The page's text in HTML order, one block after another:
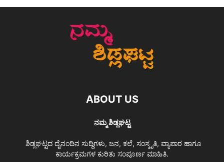
ABOUT US
ನಮ್ಮ ಶಿಡ್ಲಘಟ್ಟ
ಶಿಡ್ಲಘಟ್ಟದ ದೈನಂದಿನ ಸುದ್ದಿಗಳು, ಜನ, ಕಲೆ, ಸಂಸ್ಕೃತಿ, ವ್ಯಾಪಾರ ಹಾಗೂ
ಕಾರ್ಯಕ್ರಮಗಳ ಕುರಿತು ಸಂಪೂರ್ಣ ಮಾಹಿತಿ.